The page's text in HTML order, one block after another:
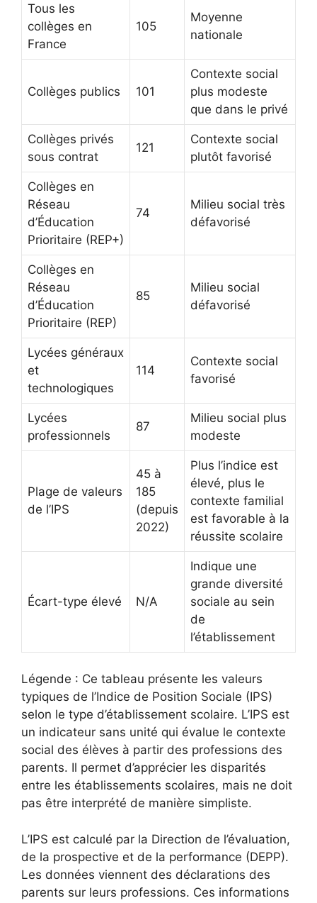
Tous les
collèges en
France
105
Moyenne
nationale
Collèges publics 101
Contexte social
plus modeste
que dans le privé
Collèges privés
sous contrat
121
Contexte social
plutôt favorisé
Collèges en
Réseau
d’Éducation
Prioritaire (REP+)
74
Milieu social très
défavorisé
Collèges en
Réseau
d’Éducation
Prioritaire (REP)
85
Milieu social
défavorisé
Lycées généraux
et
technologiques
114
Contexte social
favorisé
Lycées
professionnels
87
Milieu social plus
modeste
Plage de valeurs
de l’IPS
45 à
185
(depuis
2022)
Plus l’indice est
élevé, plus le
contexte familial
est favorable à la
réussite scolaire
Écart-type élevé N/A
Indique une
grande diversité
sociale au sein
de
l’établissement
Légende : Ce tableau présente les valeurs
typiques de l’Indice de Position Sociale (IPS)
selon le type d’établissement scolaire. L’IPS est
un indicateur sans unité qui évalue le contexte
social des élèves à partir des professions des
parents. Il permet d’apprécier les disparités
entre les établissements scolaires, mais ne doit
pas être interprété de manière simpliste.
L’IPS est calculé par la Direction de l’évaluation,
de la prospective et de la performance (DEPP).
Les données viennent des déclarations des
parents sur leurs professions. Ces informations